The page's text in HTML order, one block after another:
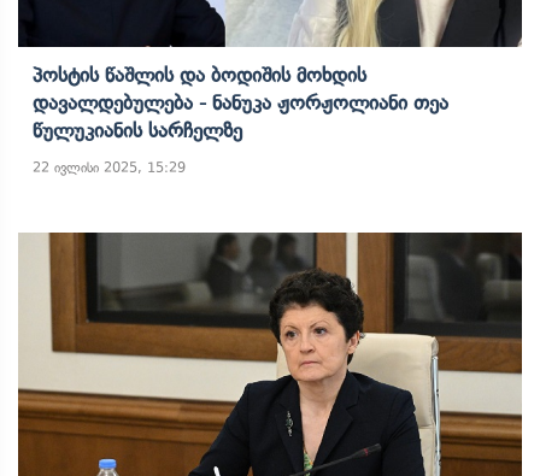
Პოსტის Წაშლის Და Ბოდიშის Მოხდის
Დავალდებულება - Ნანუკა Ჟორჟოლიანი Თეა
Წულუკიანის Სარჩელზე
22 ივლისი 2025, 15:29